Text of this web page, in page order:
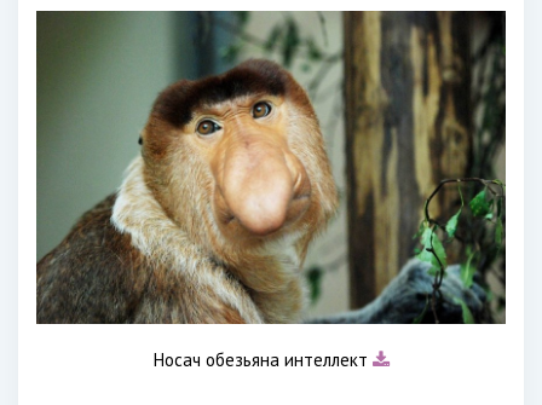
Носач обезьяна интеллект